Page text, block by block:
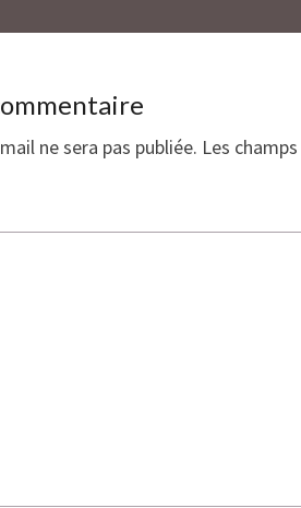
ne sera pas publiée. Les